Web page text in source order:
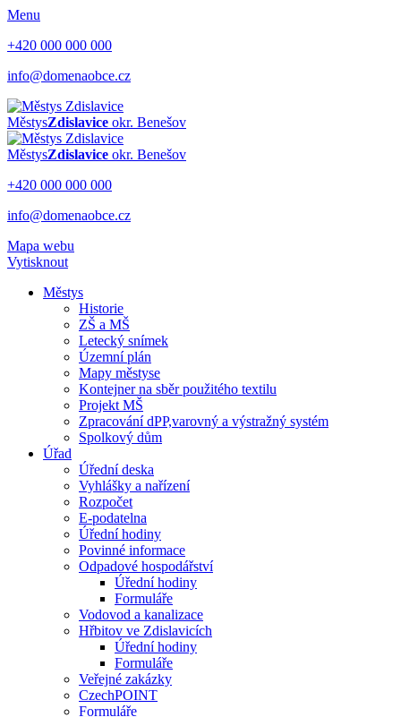
Menu
+420 000 000 000
info@domenaobce.cz
MěstysZdislavice okr. Benešov
MěstysZdislavice okr. Benešov
+420 000 000 000
info@domenaobce.cz
Mapa webu
Vytisknout
Městys
Historie
ZŠ a MŠ
Letecký snímek
Územní plán
Mapy městyse
Kontejner na sběr použitého textilu
Projekt MŠ
Zpracování dPP,varovný a výstražný systém
Spolkový dům
Úřad
Úřední deska
Vyhlášky a nařízení
Rozpočet
E-podatelna
Úřední hodiny
Povinné informace
Odpadové hospodářství
Úřední hodiny
Formuláře
Vodovod a kanalizace
Hřbitov ve Zdislavicích
Úřední hodiny
Formuláře
Veřejné zakázky
CzechPOINT
Formuláře